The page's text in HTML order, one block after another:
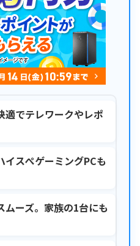
でテレワークやレポ
スぺゲーミングPCも
ーズ。家族の1台にも